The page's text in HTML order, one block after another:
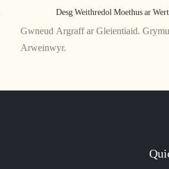
Desg Weithredol Moethus ar
Gwneud Argraff ar Gleientiaid.
Arweinwyr.